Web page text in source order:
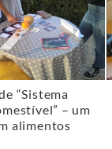
“Sistema
– um
alimentos